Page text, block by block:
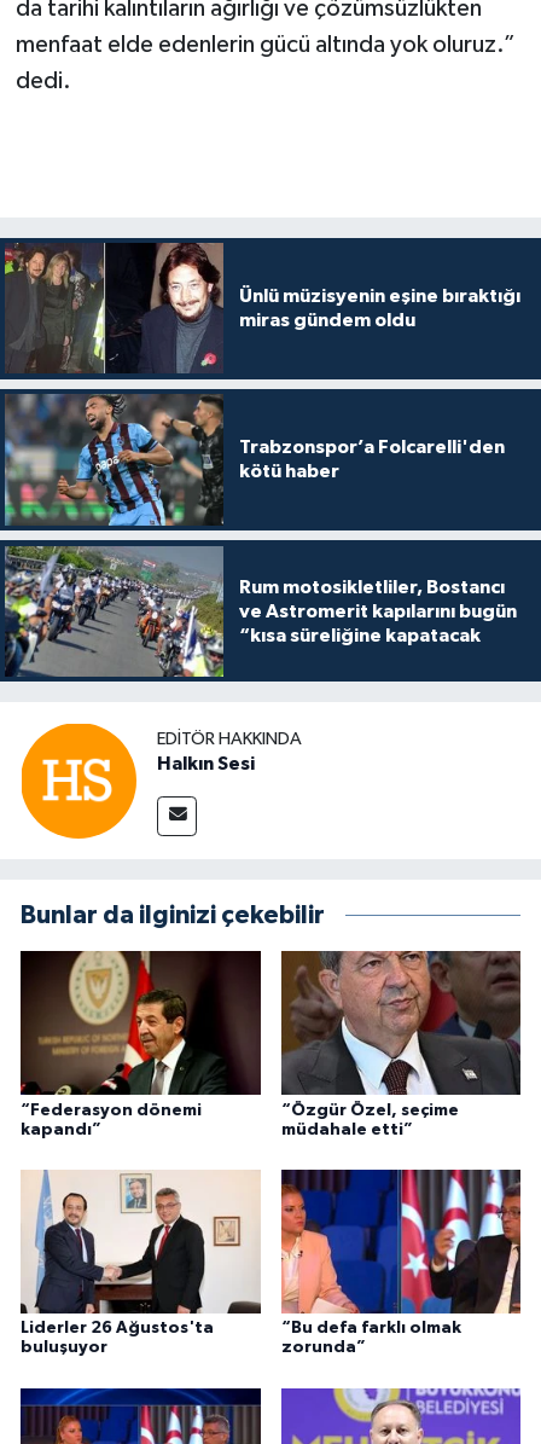
da tarihi kalıntıların ağırlığı ve çözümsüzlükten
menfaat elde edenlerin gücü altında yok oluruz.”
dedi.
Ünlü müzisyenin eşine bıraktığı
miras gündem oldu
Trabzonspor’a Folcarelli'den
kötü haber
Rum motosikletliler, Bostancı
ve Astromerit kapılarını bugün
“kısa süreliğine kapatacak
EDITÖR HAKKINDA
Halkın Sesi
Bunlar da ilginizi çekebilir
“Federasyon dönemi
kapandı”
“Özgür Özel, seçime
müdahale etti”
Liderler 26 Ağustos'ta
buluşuyor
“Bu defa farklı olmak
zorunda”